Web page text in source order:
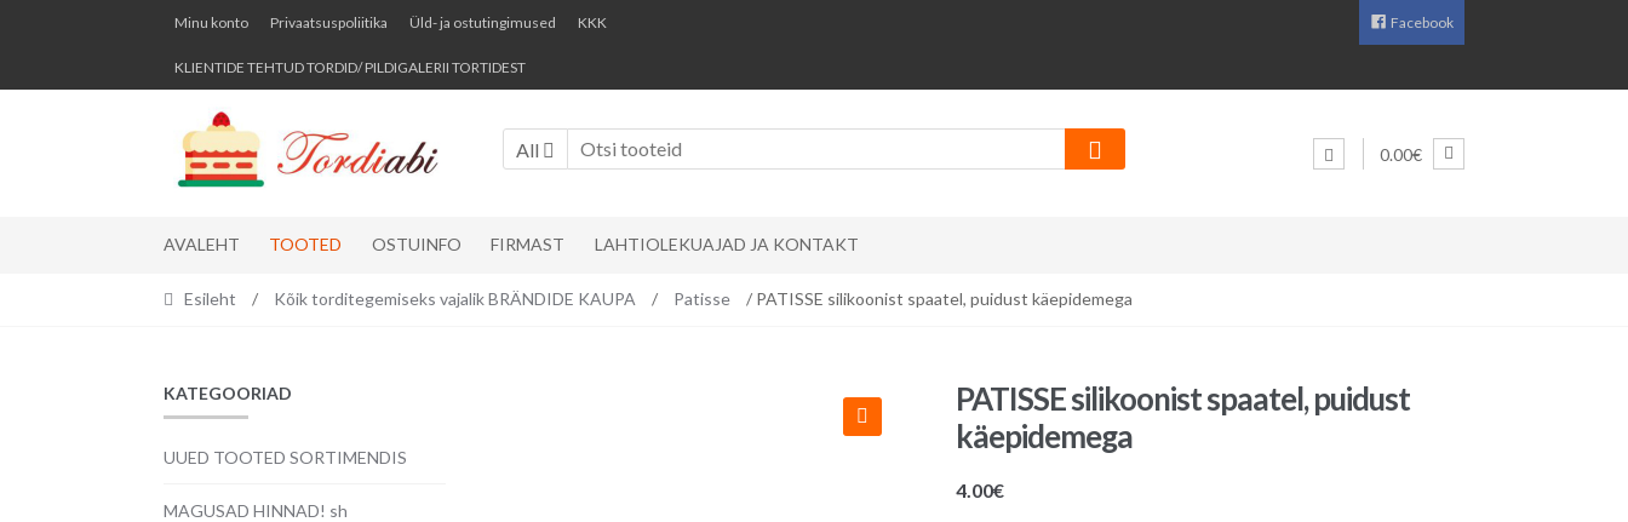
Skip
navigation
Skip
content
Minu konto Privaatsuspoliitika Üld- ja ostutingimused KKK
KLIENTIDE TEHTUD TORDID/ PILDIGALERII TORTIDEST
Facebook
All 0.00€
AVALEHT TOOTED OSTUINFO FIRMAST LAHTIOLEKUAJAD JA KONTAKT
Esileht / Kõik torditegemiseks vajalik BRÄNDIDE KAUPA / Patisse / PATISSE silikoonist spaatel, puidust käepidemega
PATISSE silikoonist spaatel, puidust
käepidemega
4.00€
KATEGOORIAD
UUED TOOTED SORTIMENDIS
MAGUSAD HINNAD! sh